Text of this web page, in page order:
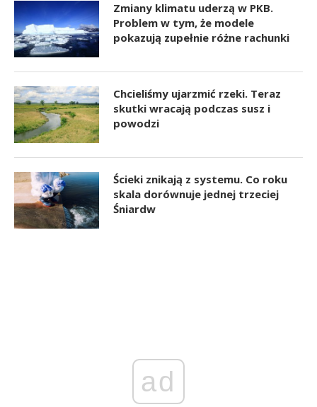
Zmiany klimatu uderzą w PKB.
Problem w tym, że modele
pokazują zupełnie różne rachunki
Chcieliśmy ujarzmić rzeki. Teraz
skutki wracają podczas susz i
powodzi
Ścieki znikają z systemu. Co roku
skala dorównuje jednej trzeciej
Śniardw
ad